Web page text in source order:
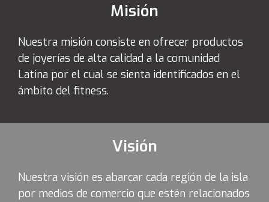
Misión
Nuestra misión consiste en ofrecer productos
de joyerías de alta calidad a la comunidad
Latina por el cual se sienta identificados en el
ámbito del fitness.
Visión
Nuestra visión es abarcar cada región de la isla
por medios de comercio que estén relacionados